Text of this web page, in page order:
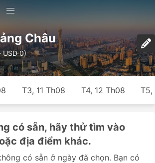
Châu
USD 0)
T3, 11 Th08 T4, 12 Th08 T5,
có sẵn, hãy thử tìm vào
địa điểm khác.
có sẵn ở ngày đã chọn. Bạn có